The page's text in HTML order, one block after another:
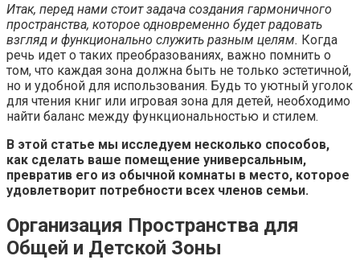
Итак, перед нами стоит задача создания гармоничного
пространства, которое одновременно будет радовать
взгляд и функционально служить разным целям. Когда
речь идет о таких преобразованиях, важно помнить о
том, что каждая зона должна быть не только эстетичной,
но и удобной для использования. Будь то уютный уголок
для чтения книг или игровая зона для детей, необходимо
найти баланс между функциональностью и стилем.
В этой статье мы исследуем несколько способов,
как сделать ваше помещение универсальным,
превратив его из обычной комнаты в место, которое
удовлетворит потребности всех членов семьи.
Организация Пространства для
Общей и Детской Зоны